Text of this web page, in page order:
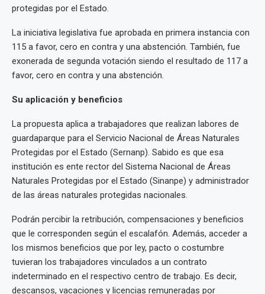
protegidas por el Estado.
La iniciativa legislativa fue aprobada en primera instancia con
115 a favor, cero en contra y una abstención. También, fue
exonerada de segunda votación siendo el resultado de 117 a
favor, cero en contra y una abstención.
Su aplicación y beneficios
La propuesta aplica a trabajadores que realizan labores de
guardaparque para el Servicio Nacional de Áreas Naturales
Protegidas por el Estado (Sernanp). Sabido es que esa
institución es ente rector del Sistema Nacional de Áreas
Naturales Protegidas por el Estado (Sinanpe) y administrador
de las áreas naturales protegidas nacionales.
Podrán percibir la retribución, compensaciones y beneficios
que le corresponden según el escalafón. Además, acceder a
los mismos beneficios que por ley, pacto o costumbre
tuvieran los trabajadores vinculados a un contrato
indeterminado en el respectivo centro de trabajo. Es decir,
descansos, vacaciones y licencias remuneradas por